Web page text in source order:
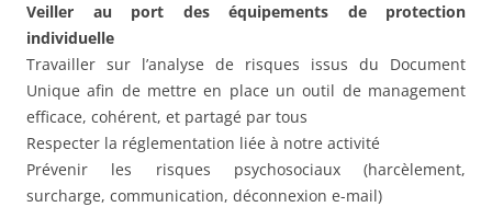
Veiller au port des équipements de protection
individuelle
Travailler sur l’analyse de risques issus du Document
Unique afin de mettre en place un outil de management
efficace, cohérent, et partagé par tous
Respecter la réglementation liée à notre activité
Prévenir les risques psychosociaux (harcèlement,
surcharge, communication, déconnexion e-mail)